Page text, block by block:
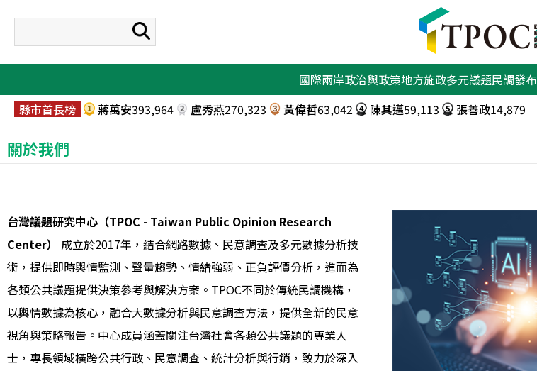
國際兩岸政治與政策地方施政多元議題民調發布
府院首長榜 徐佳青102,781 卓榮泰84,564 李洋70,460 石崇良55,772 韓國瑜49,363
縣市首長榜
1 蔣萬安393,964 2 盧秀燕270,323 3 黃偉哲63,042 4 陳其邁59,113 5 張善政14,879
關於我們
台灣議題研究中心（TPOC - Taiwan Public Opinion Research
Center）
成立於2017年，結合網路數據、民意調查及多元數據分析技
術，提供即時輿情監測、聲量趨勢、情緒強弱、正負評價分析，進而為
各類公共議題提供決策參考與解決方案。TPOC不同於傳統民調機構，
以輿情數據為核心，融合大數據分析與民意調查方法，提供全新的民意
視角與策略報告。中心成員涵蓋關注台灣社會各類公共議題的專業人
士，專長領域橫跨公共行政、民意調查、統計分析與行銷，致力於深入